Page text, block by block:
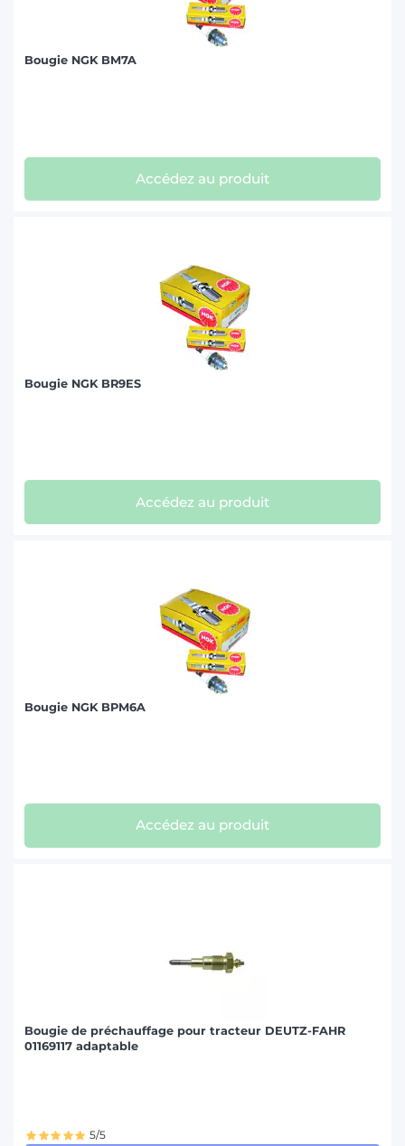
Bougie NGK BM7A
Accédez au produit
Bougie NGK BR9ES
Accédez au produit
Bougie NGK BPM6A
Accédez au produit
Bougie de préchauffage pour tracteur DEUTZ-FAHR
01169117 adaptable
5/5